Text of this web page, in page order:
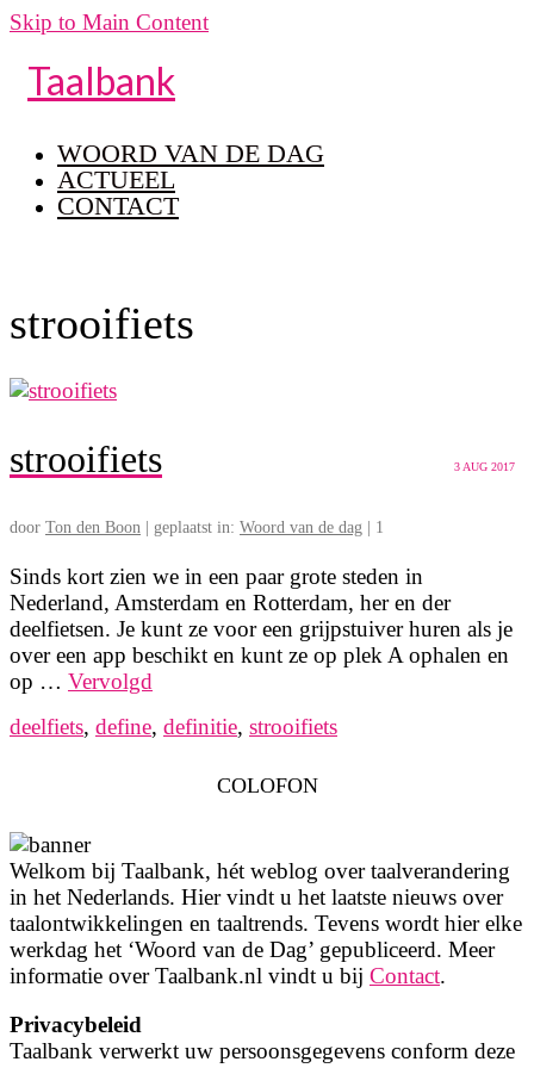
Skip to Main Content
Taalbank
WOORD VAN DE DAG
ACTUEEL
CONTACT
strooifiets
3AUG 2017
strooifiets
door Ton den Boon geplaatst in: Woord van de dag 1
Sinds kort zien we in een paar grote steden in
Nederland, Amsterdam en Rotterdam, her en der
deelfietsen. Je kunt ze voor een grijpstuiver huren als je
over een app beschikt en kunt ze op plek A ophalen en
op … Vervolgd
deelfiets, define, definitie, strooifiets
COLOFON
Welkom bij Taalbank, hét weblog over taalverandering
in het Nederlands. Hier vindt u het laatste nieuws over
taalontwikkelingen en taaltrends. Tevens wordt hier elke
werkdag het ‘Woord van de Dag’ gepubliceerd. Meer
informatie over Taalbank.nl vindt u bij Contact.
Privacybeleid
Taalbank verwerkt uw persoonsgegevens conform deze